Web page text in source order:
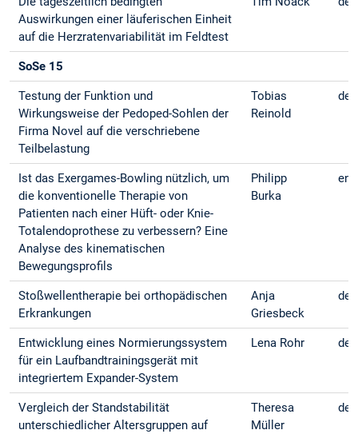
Auswirkungen einer läuferischen Einheit
auf die Herzratenvariabilität im Feldtest
SoSe 15
Testung der Funktion und
Wirkungsweise der Pedoped-Sohlen der
Firma Novel auf die verschriebene
Teilbelastung
Tobias
Reinold
Ist das Exergames-Bowling nützlich, um
die konventionelle Therapie von
Patienten nach einer Hüft- oder Knie-
Totalendoprothese zu verbessern? Eine
Analyse des kinematischen
Bewegungsprofils
Philipp
Burka
Stoßwellentherapie bei orthopädischen
Erkrankungen
Anja
Griesbeck
Entwicklung eines Normierungssystem
für ein Laufbandtrainingsgerät mit
integriertem Expander-System
Lena Rohr
Vergleich der Standstabilität
unterschiedlicher Altersgruppen auf
Theresa
Müller